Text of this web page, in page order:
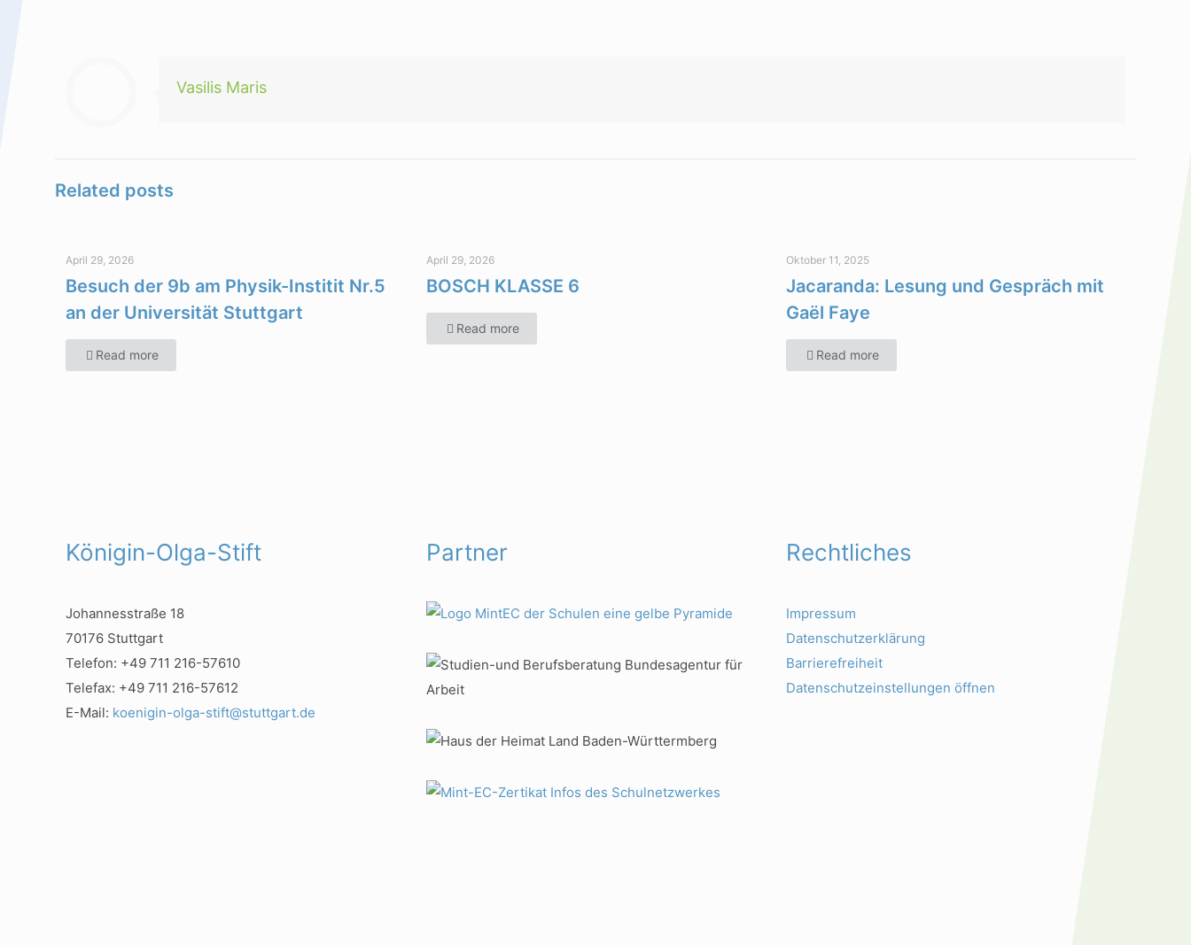
Vasilis Maris
Related posts
April 29, 2026
Besuch der 9b am Physik-Institit Nr.5
an der Universität Stuttgart
Read more
April 29, 2026
BOSCH KLASSE 6
Read more
Oktober 11, 2025
Jacaranda: Lesung und Gespräch mit
Gaël Faye
Read more
Königin-Olga-Stift
Johannesstraße 18
70176 Stuttgart
Telefon: +49 711 216-57610
Telefax: +49 711 216-57612
E-Mail: koenigin-olga-stift@stuttgart.de
Partner Rechtliches
Impressum
Datenschutzerklärung
Barrierefreiheit
Datenschutzeinstellungen öffnen